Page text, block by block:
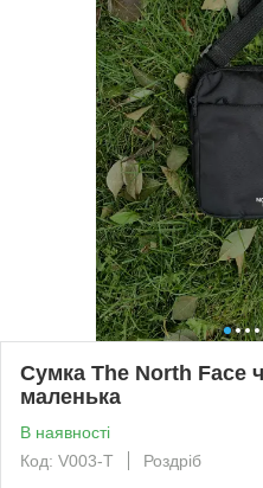
Сумка The North Face
маленька
В наявності
Код: V003-T
Роздріб